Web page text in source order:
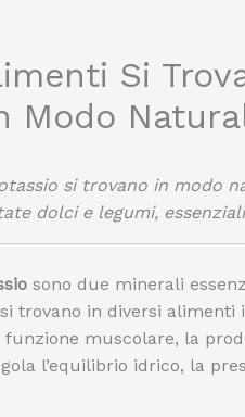
Si
Modo
si trovano in modo
dolci e legumi,
sono due minerali
trovano in diversi
muscolare, la
l’equilibrio idrico, la